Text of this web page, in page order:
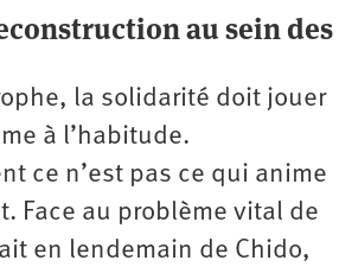
au sein des
la solidarité doit jouer
à l’habitude.
ce n’est pas ce qui anime
Face au problème vital de
en lendemain de Chido,